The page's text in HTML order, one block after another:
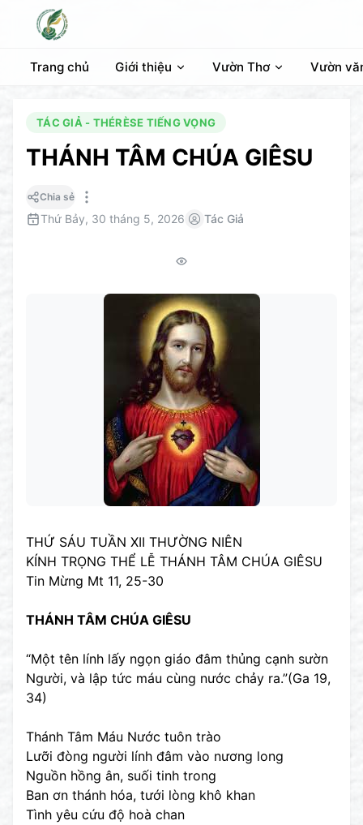
Trang chủ Giới thiệu Vườn Thơ Vườn
TÁC GIẢ - THÉRÈSE TIẾNG VỌNG
THÁNH TÂM CHÚA GIÊSU
Chia sẻ
Thứ Bảy, 30 tháng 5, 2026 Tác Giả
THỨ SÁU TUẦN XII THƯỜNG NIÊN
KÍNH TRỌNG THỂ LỄ THÁNH TÂM CHÚA GIÊSU
Tin Mừng Mt 11, 25-30
THÁNH TÂM CHÚA GIÊSU
“Một tên lính lấy ngọn giáo đâm thủng cạnh sườn
Người, và lập tức máu cùng nước chảy ra.”(Ga 19,
34)
Thánh Tâm Máu Nước tuôn trào
Lưỡi đòng người lính đâm vào nương long
Nguồn hồng ân, suối tinh trong
Ban ơn thánh hóa, tưới lòng khô khan
Tình yêu cứu độ hoà chan